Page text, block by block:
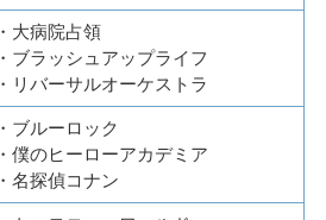
・大病院占領
・ブラッシュアップライフ
・リバーサルオーケストラ
・ブルーロック
・僕のヒーローアカデミア
・名探偵コナン